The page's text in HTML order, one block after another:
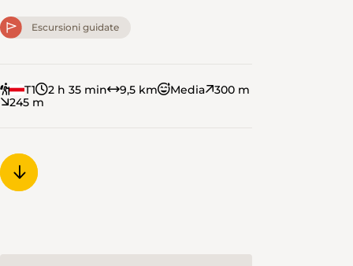
Escursioni guidate
T1 2 h 35 min 9,5 km Media
300 m
245 m